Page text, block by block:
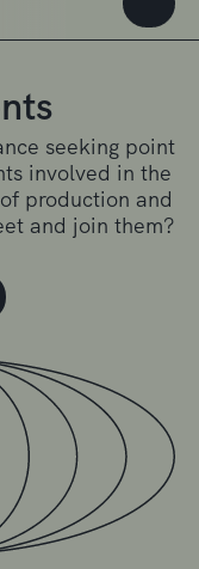
seeking point
involved in the
production and
and join them?